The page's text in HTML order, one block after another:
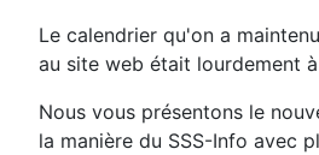
Le calendrier qu'on a
au site web était lourdement
Nous vous présentons le
la manière du SSS-Info avec